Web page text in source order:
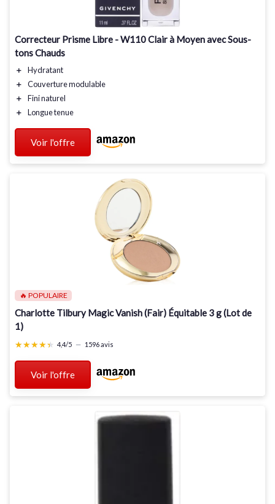
Correcteur Prisme Libre - W110 Clair à Moyen avec Sous-
tons Chauds
＋
Hydratant
＋
Couverturemodulable
＋
Fini naturel
＋
Longue tenue
Voir l'offre
🔥 POPULAIRE
Charlotte Tilbury Magic Vanish (Fair) Équitable 3 g (Lot de
1)
★★★★★
★★★★★ 4,4/5 — 1596 avis
Voir l'offre